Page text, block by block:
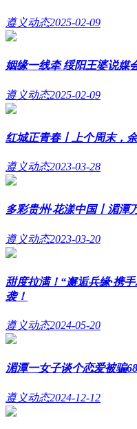
遵义动态2025-02-09
姻缘一线牵 绥阳王婆说媒
遵义动态2025-02-09
红城正青春丨上个周末，
遵义动态2023-03-28
多彩贵州·花漾中国丨湄潭
遵义动态2023-03-20
甜度拉满！“邂逅兵缘·携
袭！
遵义动态2024-05-20
湄潭一女子谈个恋爱被骗
遵义动态2024-12-12